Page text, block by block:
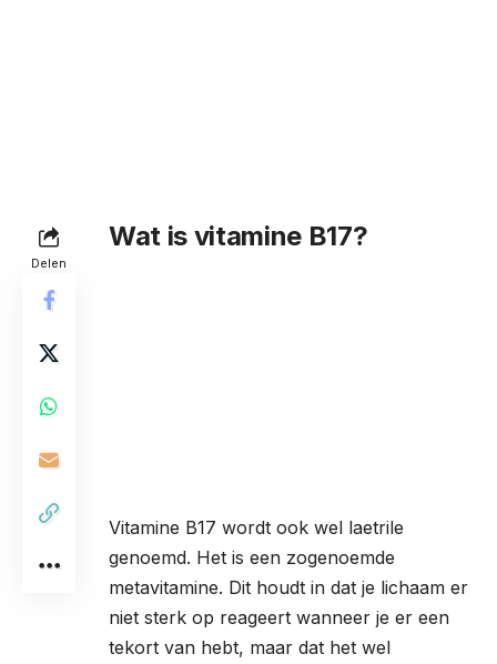
Delen
Wat is vitamine B17?
Vitamine B17 wordt ook wel laetrile
genoemd. Het is een zogenoemde
metavitamine. Dit houdt in dat je lichaam er
niet sterk op reageert wanneer je er een
tekort van hebt, maar dat het wel